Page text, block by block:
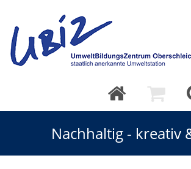
Nachhaltig - kreativ